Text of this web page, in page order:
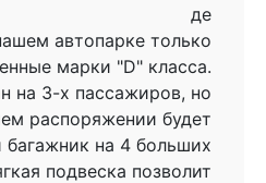
де
автопарке только
марки "D" класса.
на 3-х пассажиров, но
распоряжении будет
на 4 больших
подвеска позволит